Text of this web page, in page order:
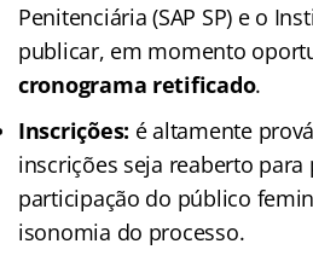
Penitenciária (SAP SP) e o
publicar, em momento
cronograma retificado.
Inscrições: é altamente
inscrições seja reaberto para
participação do público
isonomia do processo.